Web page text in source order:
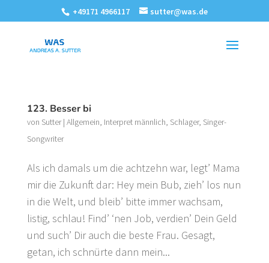
+49171 4966117 sutter@was.de
123. Besser bi
von Sutter| Allgemein, Interpret männlich, Schlager, Singer-
Songwriter
Als ich damals um die achtzehn war, legt’ Mama
mir die Zukunft dar: Hey mein Bub, zieh’ los nun
in die Welt, und bleib’ bitte immer wachsam,
listig, schlau! Find’ ‘nen Job, verdien’ Dein Geld
und such’ Dir auch die beste Frau. Gesagt,
getan, ich schnürte dann mein...